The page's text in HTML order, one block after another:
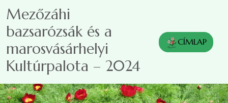
Mezőzáhi
bazsarózsák és a
marosvásárhelyi
Kultúrpalota – 2024
CÍMLAP